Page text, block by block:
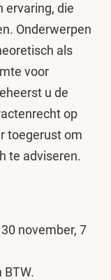
ervaring, die
Onderwerpen
als
voor
u de
op
toegerust om
te adviseren.
november, 7
BTW.